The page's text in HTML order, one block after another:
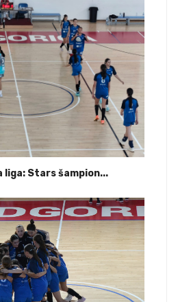
liga: Stars šampion...